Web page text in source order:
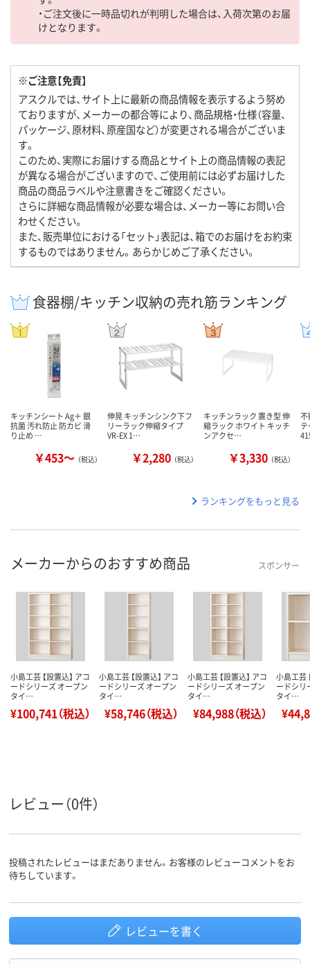
・ご注文後に一時品切れが判明した場合は、入荷次第のお届
けとなります。
※ご注意【免責】
アスクルでは、サイト上に最新の商品情報を表示するよう努め
ておりますが、メーカーの都合等により、商品規格・仕様（容量、
パッケージ、原材料、原産国など）が変更される場合がございま
す。
このため、実際にお届けする商品とサイト上の商品情報の表記
が異なる場合がございますので、ご使用前には必ずお届けした
商品の商品ラベルや注意書きをご確認ください。
さらに詳細な商品情報が必要な場合は、メーカー等にお問い合
わせください。
また、販売単位における「セット」表記は、箱でのお届けをお約束
するものではありません。あらかじめご了承ください。
食器棚/キッチン収納の売れ筋ランキング
キッチンシート Ag＋ 銀
抗菌 汚れ防止 防カビ 滑
り止め …
￥453～ （税込）
伸晃 キッチンシンク下フ
リーラック伸縮タイプ
VR-EX 1…
￥2,280 （税込）
キッチンラック 置き型 伸
縮ラック ホワイト キッチ
ンアクセ…
￥3,330 （税込）
不
ランキングをもっと見る
メーカーからのおすすめ商品 スポンサー
小島工芸 【設置込】 アコ
ードシリーズ オープン
タイ…
¥100,741（税込）
小島工芸 【設置込】 アコ
ードシリーズ オープン
タイ…
¥58,746（税込）
小島工芸 【設置込】 アコ
ードシリーズ オープン
タイ…
¥84,988（税込）
小島工芸
ードシリ
タイ…
レビュー（0件）
投稿されたレビューはまだありません。お客様のレビューコメントをお
待ちしています。
レビューを書く